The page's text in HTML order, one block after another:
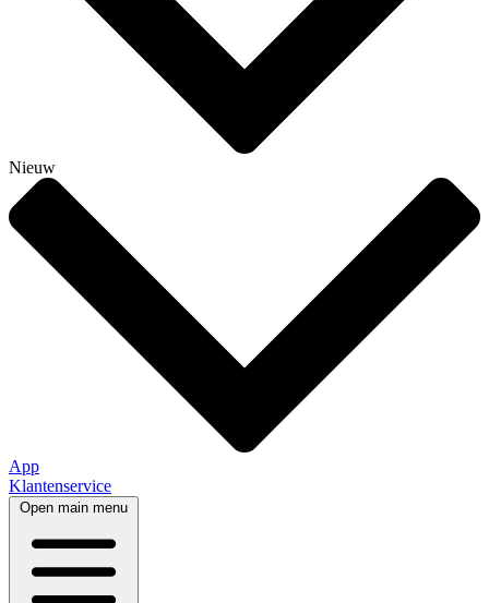
Nieuw
App
Klantenservice
Open main menu